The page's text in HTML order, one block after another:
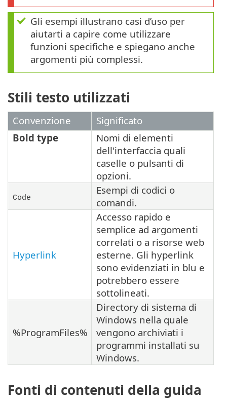
Gli esempi illustrano casi d’uso per
aiutarti a capire come utilizzare
funzioni specifiche e spiegano anche
argomenti più complessi.
Stili testo utilizzati
Convenzione
Significato
Bold type
Nomi di elementi
dell'interfaccia quali
caselle o pulsanti di
opzioni.
Code
Esempi di codici o
comandi.
Hyperlink
Accesso rapido e
semplice ad argomenti
correlati o a risorse web
esterne. Gli hyperlink
sono evidenziati in blu e
potrebbero essere
sottolineati.
%ProgramFiles%
Directory di sistema di
Windows nella quale
vengono archiviati i
programmi installati su
Windows.
Fonti di contenuti della guida